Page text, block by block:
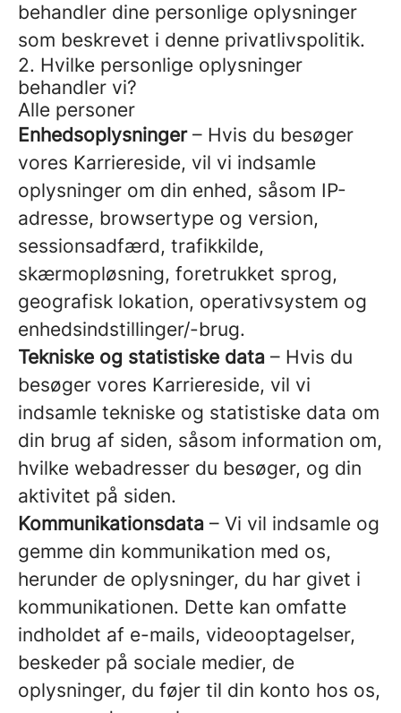
behandler dine personlige oplysninger
som beskrevet i denne privatlivspolitik.
2. Hvilke personlige oplysninger
behandler vi?
Alle personer
Enhedsoplysninger– Hvis du besøger
vores Karriereside, vil vi indsamle
oplysninger om din enhed, såsom IP-
adresse, browsertype og version,
sessionsadfærd, trafikkilde,
skærmopløsning, foretrukket sprog,
geografisk lokation, operativsystem og
enhedsindstillinger/-brug.
Tekniske og statistiske data – Hvis du
besøger vores Karriereside, vil vi
indsamle tekniske og statistiske data om
din brug af siden, såsom information om,
hvilke webadresser du besøger, og din
aktivitet på siden.
Kommunikationsdata – Vi vil indsamle og
gemme din kommunikation med os,
herunder de oplysninger, du har givet i
kommunikationen. Dette kan omfatte
indholdet af e-mails, videooptagelser,
beskeder på sociale medier, de
oplysninger, du føjer til din konto hos os,